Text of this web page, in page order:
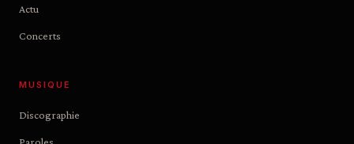
Actu
Concerts
MUSIQUE
Discographie